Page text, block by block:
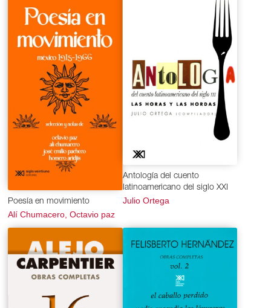
Poesía en movimiento
Alí Chumacero, Octavio paz
Antología del cuento
latinoamericano del siglo XXI
Julio Ortega